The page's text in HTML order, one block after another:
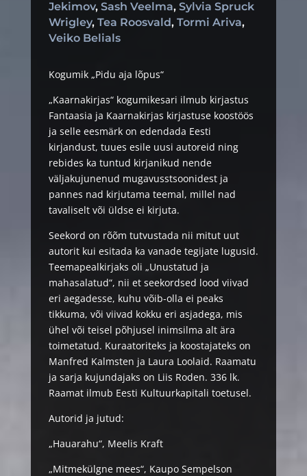
Jekimov, Sash Veelma, Sylvia Spruck
Wrigley, Tea Roosvald, Tormi Ariva,
Veiko Belials
Kogumik „Pidu aja lõpus“
„Kaarnakirjas“ kogumikesari ilmub kirjastus
Fantaasia ja Kaarnakirjas kirjastuse koostöös
ja selle eesmärk on edendada Eesti
kirjandust, tuues esile uusi autoreid ning
rebides ka tuntud kirjanikud nende
väljakujunenud mugavusstsoonidest ja
pannes nad kirjutama teemal, millel nad
tavaliselt või üldse ei kirjuta.
Seekord on rõõm tutvustada nii mitut uut
autorit kui esitada ka vanade tegijate lugusid.
Teemapealkirjaks oli „Unustatud ja
mahasalatud“, nii et seekordsed lood viivad
eri aegadesse, kuhu võib-olla ei peaks
tikkuma, või viivad kokku eri asjadega, mis
ühel või teisel põhjusel inimsilma alt ära
toimetatud. Kuraatoriteks ja koostajateks on
Manfred Kalmsten ja Laura Loolaid. Raamatu
ja sarja kujundajaks on Liis Roden. 336 lk.
Raamat ilmub Eesti Kultuurkapitali toetusel.
Autorid ja jutud:
„Hauarahu“, Meelis Kraft
„Mitmekülgne mees“, Kaupo Sempelson